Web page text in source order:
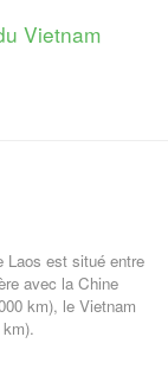
Vietnam
Laos est situé entre
avec la Chine
km), le Vietnam